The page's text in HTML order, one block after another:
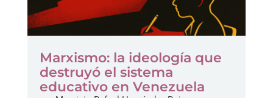
Marxismo: la ideología que
destruyó el sistema
educativo en Venezuela